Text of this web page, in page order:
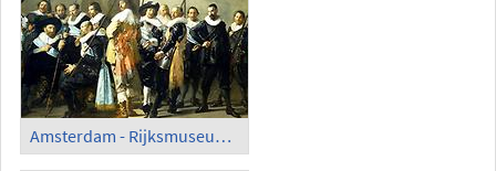
Amsterdam - Rijksmuseum; ' De Magere Compagnie', Frans Hals, finished by Pieter Codde